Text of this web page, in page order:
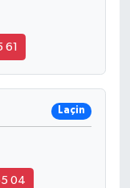
61
Laçin
04